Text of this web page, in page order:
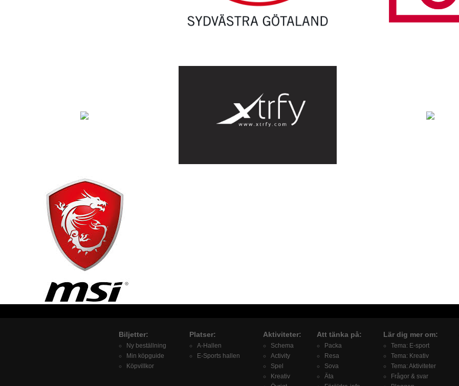
Biljetter:
Ny beställning
Min köpguide
Köpvillkor
Platser:
A-Hallen
E-Sports hallen
Aktiviteter:
Schema
Activity
Spel
Kreativ
Att tänka på:
Packa
Resa
Sova
Äta
Lär dig mer om:
Tema: E-sport
Tema: Kreativ
Tema: Aktiviteter
Frågor & svar